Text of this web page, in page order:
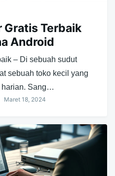
Gratis Terbaik
Android
– Di sebuah sudut
sebuah toko kecil yang
harian. Sang…
Maret 18, 2024